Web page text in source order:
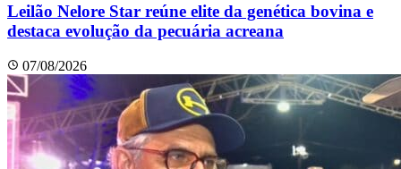
Leilão Nelore Star reúne elite da genética bovina e
destaca evolução da pecuária acreana
07/08/2026